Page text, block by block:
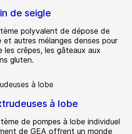
de seigle
polyvalent de dépose de
et autres mélanges denses pour
les crêpes, les gâteaux aux
gluten.
à lobe
de pompes à lobe individuel
de GEA offrent un monde